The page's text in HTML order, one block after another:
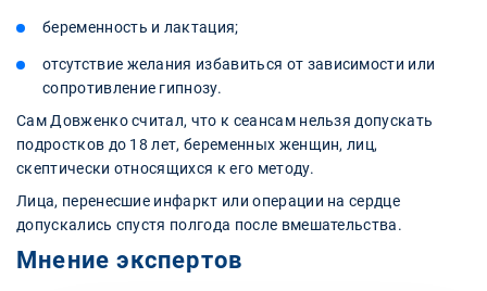
беременность и лактация;
отсутствие желания избавиться от зависимости или
сопротивление гипнозу.
Сам Довженко считал, что к сеансам нельзя допускать
подростков до 18 лет, беременных женщин, лиц,
скептически относящихся к его методу.
Лица, перенесшие инфаркт или операции на сердце
допускались спустя полгода после вмешательства.
Мнение экспертов